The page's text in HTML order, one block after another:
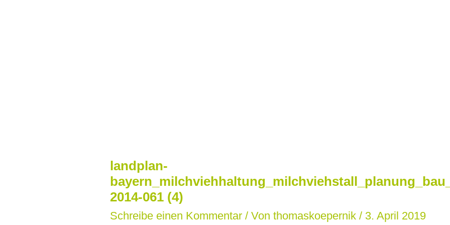
landplan-
2014-061 (4)
Schreibe einen Kommentar / Von thomaskoepernik / 3. April 2019